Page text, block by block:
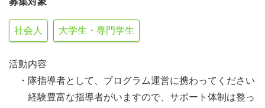
社会人 大学生・専門学生
活動内容
・隊指導者として、プログラム運営に携わってください
経験豊富な指導者がいますので、サポート体制は整っ